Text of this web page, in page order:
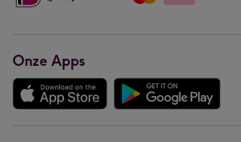
Onze Apps